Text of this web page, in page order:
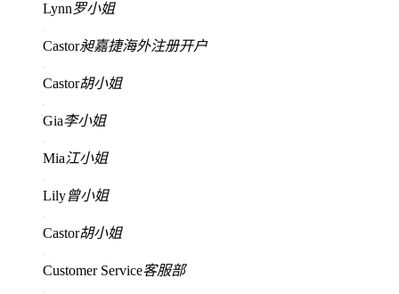
Lynn罗小姐
Castor昶嘉捷海外注册开户
Castor胡小姐
Gia李小姐
Mia江小姐
Lily曾小姐
Castor胡小姐
Customer Service客服部